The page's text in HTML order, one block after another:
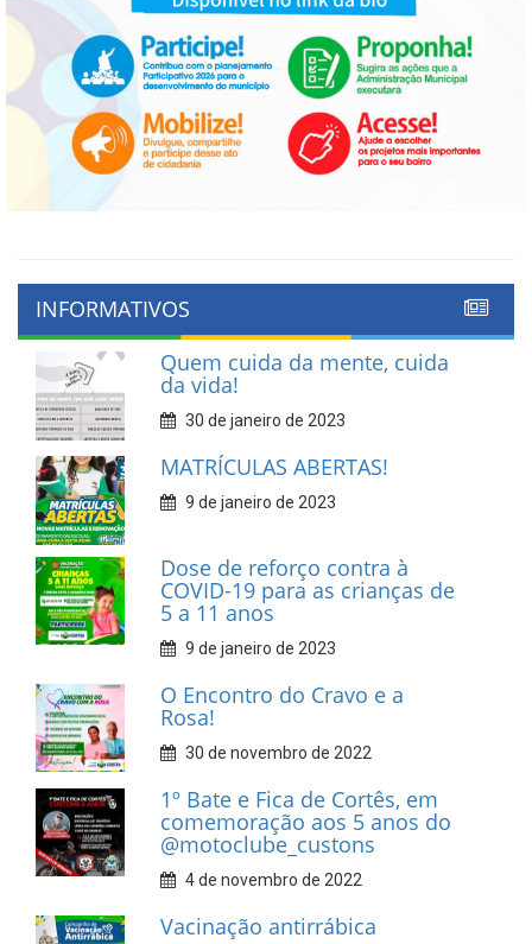
INFORMATIVOS
Quem cuida da mente, cuida
da vida!
30 de janeiro de 2023
MATRÍCULAS ABERTAS!
9 de janeiro de 2023
Dose de reforço contra à
COVID-19 para as crianças de
5 a 11 anos
9 de janeiro de 2023
O Encontro do Cravo e a
Rosa!
30 de novembro de 2022
1º Bate e Fica de Cortês, em
comemoração aos 5 anos do
@motoclube_custons
4 de novembro de 2022
Vacinação antirrábica